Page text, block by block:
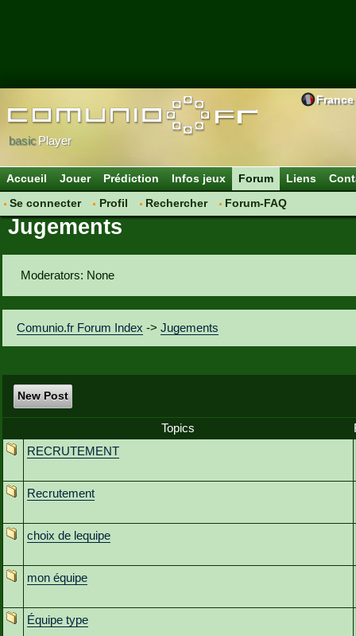
France
basicPlayer
Accueil Jouer Prédiction Infos jeux
Forum
Se connecter
Profil Rechercher Forum-FAQ
Liens
Jugements
Moderators: None
Comunio.fr Forum Index ->Jugements
New Post
Topics
RECRUTEMENT
Recrutement
choix de lequipe
mon équipe
Équipe type